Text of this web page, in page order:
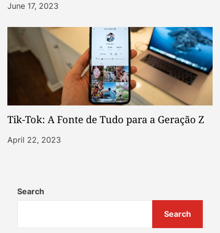
June 17, 2023
Tik-Tok: A Fonte de Tudo para a Geração Z
April 22, 2023
Search
Search